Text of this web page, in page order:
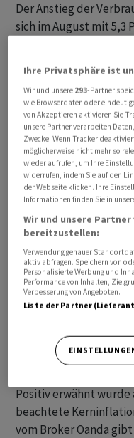
Der Anstieg der
sich im August mit 5,3
Europäische
Zinserhöhungen
«Das
noch nicht erledigt»,
der VP Bank.
Positiv erwähnt wurde
beachtete
vom Broker Oanda
Ihre Privatsphäre ist
Wir und unsere 293-Partner
wie Browserdaten oder
von Akzeptieren aktivieren Sie
unsere Partner verarbeiten
Zwecke. Wenn Tracker
möglicherweise nicht mehr so
wieder aufrufen, um Ihre
widerrufen, indem Sie auf den
der Webseite klicken. Ihre
Informationen finden Sie in
Wir und unsere
bereitzustellen:
Verwendung genauer
aktiv abfragen. Speichern von
Personalisierte Werbung und
Performance von Inhalten,
Verbesserung von Angeboten.
Liste der Partner